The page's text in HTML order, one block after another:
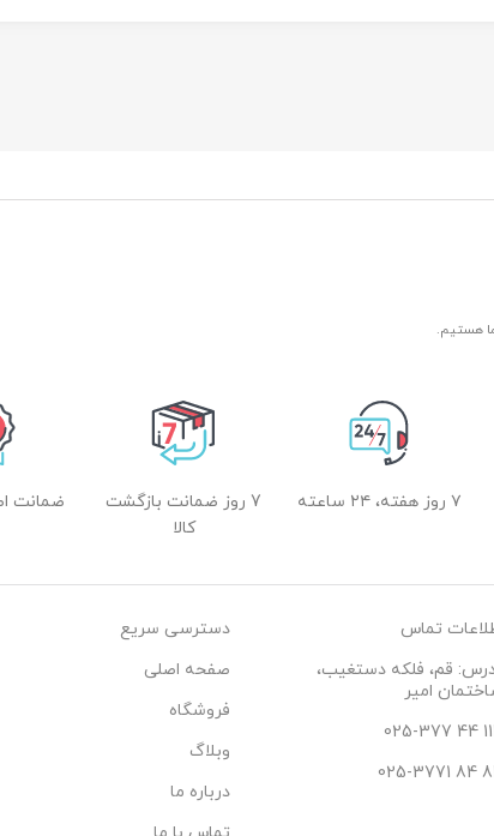
مرطوب کننده
۷ روز هفته، ۲۴ ساعته
7 روز ضمانت بازگشت
کالا
ضمانت
تماس
قم، فلکه دستغیب،
امیر
114
84
دسترسی سریع
صفحه اصلی
فروشگاه
وبلاگ
درباره ما